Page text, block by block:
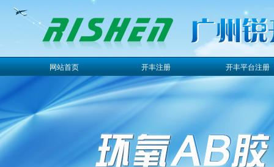
网站首页 开丰注册 开丰平台注册